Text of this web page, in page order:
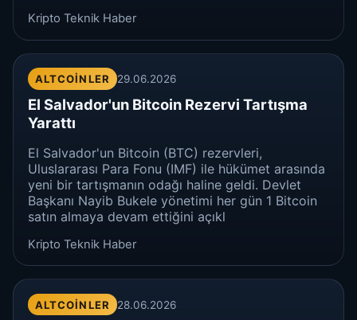
Kripto Teknik Haber
ALTCOINLER 29.06.2026
El Salvador'un Bitcoin Rezervi Tartışma
Yarattı
El Salvador'un Bitcoin (BTC) rezervleri,
Uluslararası Para Fonu (IMF) ile hükümet arasında
yeni bir tartışmanın odağı haline geldi. Devlet
Başkanı Nayib Bukele yönetimi her gün 1 Bitcoin
satın almaya devam ettiğini açıkl
Kripto Teknik Haber
ALTCOINLER 28.06.2026